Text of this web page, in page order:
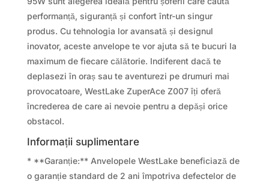
performanță, siguranță și confort într-un singur
produs. Cu tehnologia lor avansată și designul
inovator, aceste anvelope te vor ajuta să te bucuri la
maximum de fiecare călătorie. Indiferent dacă te
deplasezi în oraș sau te aventurezi pe drumuri mai
provocatoare, WestLake ZuperAce Z007 îți oferă
încrederea de care ai nevoie pentru a depăși orice
obstacol.
Informații suplimentare
* **Garanție:** Anvelopele WestLake beneficiază de
o garanție standard de 2 ani împotriva defectelor de